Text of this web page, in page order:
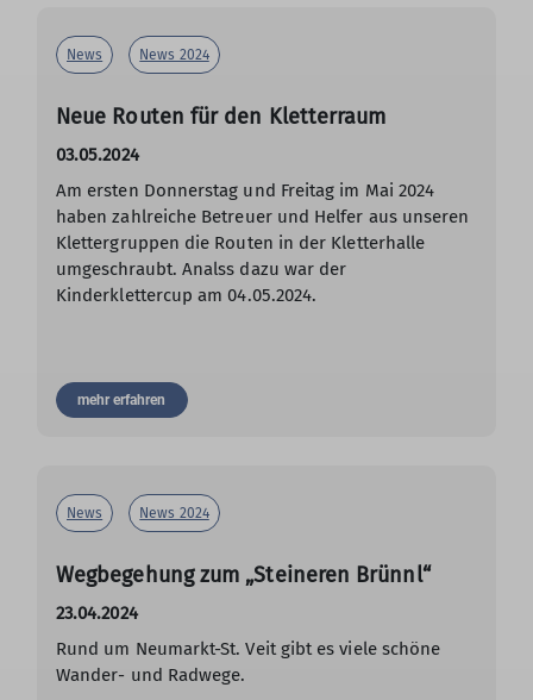
News News 2024
Neue Routen für den Kletterraum
03.05.2024
Am ersten Donnerstag und Freitag im Mai 2024
haben zahlreiche Betreuer und Helfer aus unseren
Klettergruppen die Routen in der Kletterhalle
umgeschraubt. Analss dazu war der
Kinderklettercup am 04.05.2024.
mehr erfahren
News News 2024
Wegbegehung zum „Steineren Brünnl“
23.04.2024
Rund um Neumarkt-St. Veit gibt es viele schöne
Wander- und Radwege.